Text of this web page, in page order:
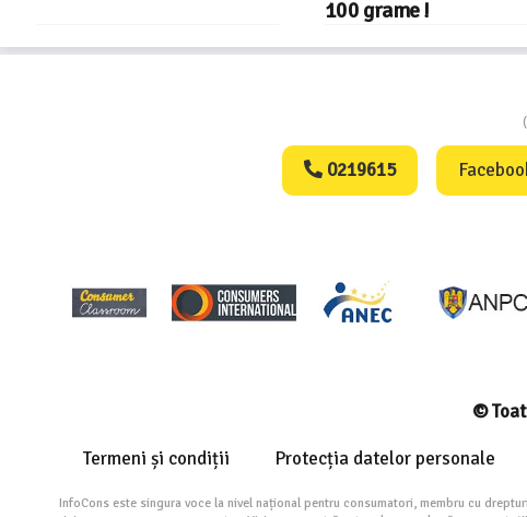
0219615
©
Termeni și condiții Protecția datelor personale
InfoCons este singura voce la nivel național pentru consumatori, membru cu